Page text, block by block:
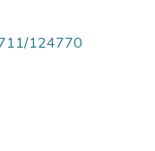
124770